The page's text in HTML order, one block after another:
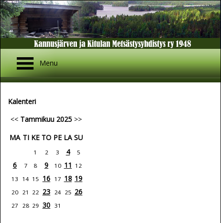
Menu
Kalenteri
<< Tammikuu 2025 >>
MA TI KE TO PE LA SU
1 2 3 4 5
6 7 8 9 10 11 12
13
14 15 16 17 18 19
20 21 22 23 24 25 26
27 28 29 30 31